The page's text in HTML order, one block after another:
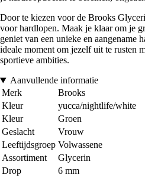
Door te kiezen voor de Brooks
voor hardlopen. Maak je klaar om je
geniet van een unieke en aangename
ideale moment om jezelf uit te rusten
sportieve ambities.
Aanvullende informatie
Merk
Brooks
Kleur
yucca/nightlife/white
Kleur
Groen
Geslacht
Vrouw
Leeftijdsgroep Volwassene
Assortiment
Glycerin
Drop
6 mm